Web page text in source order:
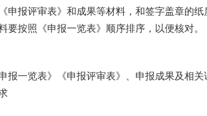
报评审表》和成果等材料，和签字盖章的纸
要按照《申报一览表》顺序排序，以便核对。
一览表》《申报评审表》、申报成果及相关